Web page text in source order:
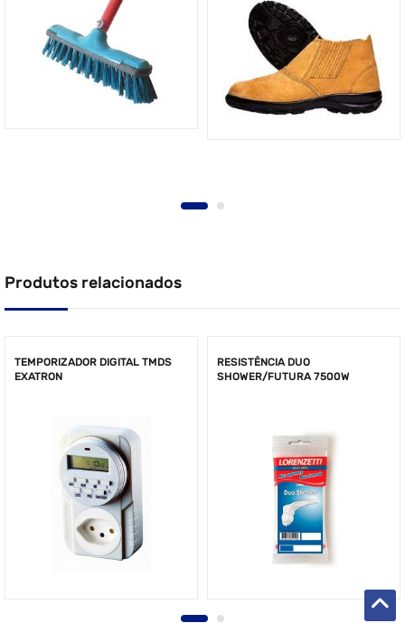
Produtos relacionados
TEMPORIZADOR DIGITAL TMDS
EXATRON
RESISTÊNCIA DUO
SHOWER/FUTURA 7500W